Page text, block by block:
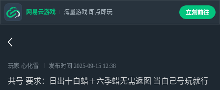
玩家 心化雪 发布时间 2025-09-15 12:38
共号 要求：日出十白蜡＋六季蜡无需返图 当自己号玩就行
网易云游戏 海量游戏 即点即玩 立刻前往